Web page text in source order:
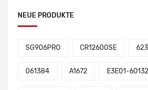
NEUE PRODUKTE
SG906PRO CR12600SE
061384 A1672 E3E01-60132